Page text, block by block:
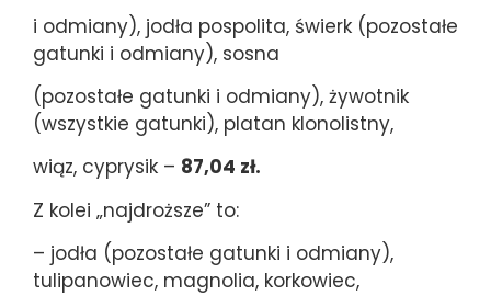
i odmiany), jodła pospolita, świerk (pozostałe
gatunki i odmiany), sosna
(pozostałe gatunki i odmiany), żywotnik
(wszystkie gatunki), platan klonolistny,
wiąz, cyprysik – 87,04 zł.
Z kolei „najdroższe” to:
– jodła (pozostałe gatunki i odmiany),
tulipanowiec, magnolia, korkowiec,